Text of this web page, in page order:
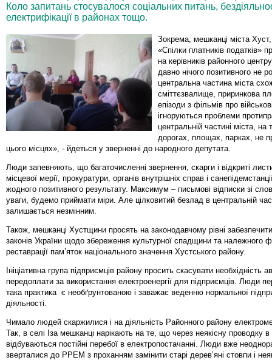
Коло запитань стосувалося соціальних питань,
електрифікації в районах тощо.
Зокрема, мешканці міста
«Спілки платників податків»
на керівників районного
давно нічого позитивного не
центральна частина міста
сміттєзвалище, приринкова
епізоди з фільмів про
ігноруються проблеми
центральній частині міста, на
дорогах, площах, парках, не
цього місцях», - йдеться у зверненні до народного депутата.
Люди запевняють, що багаточисленні звернення, скарги і відкриті
місцевої мерії, прокуратури, органів внутрішніх справ і
жодного позитивного результату. Максимум – письмові відписки зі
уваги, будемо приймати міри. Але цілковитий безлад в центральній
залишається незмінним.
Також, мешканці Хустщини просять на законодавчому рівні
законів України щодо збереження культурної спадщини та належного
реставрації пам’яток національного значення Хустського району.
Ініціативна група підприємців району просить скасувати необхідність
передоплати за використання електроенергії для підприємців. Люди
така практика є необґрунтованою і заважає веденню нормальної
діяльності.
Чимало людей скаржилися і на діяльність Районного району
Так, в селі Іза мешканці нарікають на те, що через неякісну проводку в
відбуваються постійні перебої в електропостачанні. Люди вже
зверталися до РРЕМ з проханням замінити старі дерев’яні стовпи і